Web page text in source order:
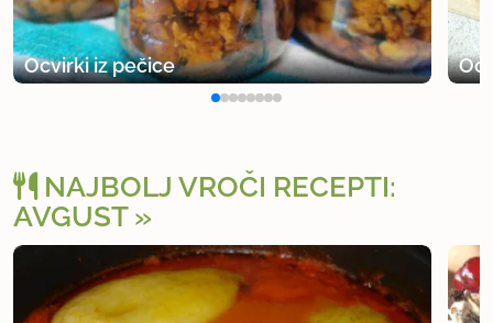
Ocvirki iz pečice
NAJBOLJ VROČI RECEPTI:
AVGUST